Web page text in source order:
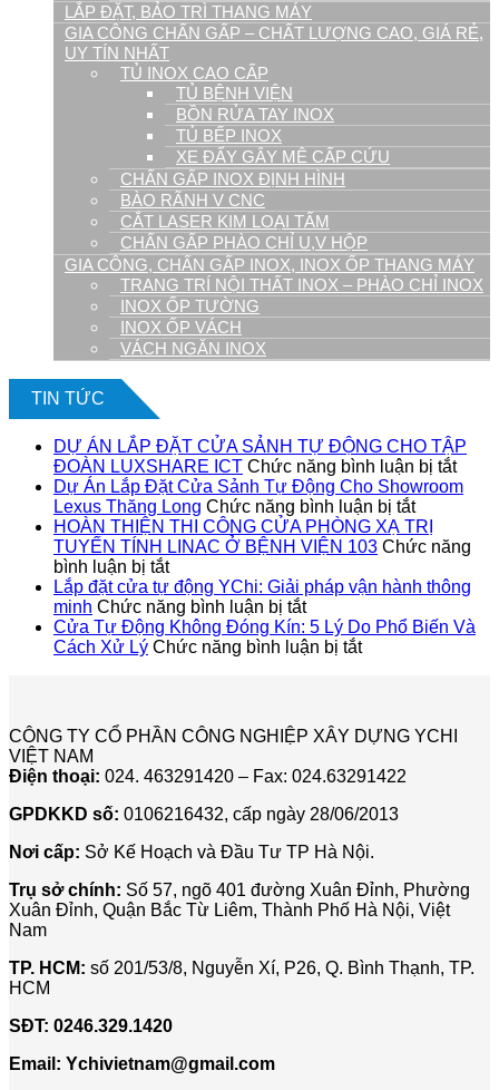
LẮP ĐẶT, BẢO TRÌ THANG MÁY
GIA CÔNG CHẤN GẤP – CHẤT LƯỢNG CAO, GIÁ RẺ,
UY TÍN NHẤT
TỦ INOX CAO CẤP
TỦ BỆNH VIỆN
BỒN RỬA TAY INOX
TỦ BẾP INOX
XE ĐẨY GÂY MÊ CẤP CỨU
CHẤN GẤP INOX ĐỊNH HÌNH
BÀO RÃNH V CNC
CẮT LASER KIM LOẠI TẤM
CHẤN GẤP PHÀO CHỈ U,V HỘP
GIA CÔNG, CHẤN GẤP INOX, INOX ỐP THANG MÁY
TRANG TRÍ NỘI THẤT INOX – PHÀO CHỈ INOX
INOX ỐP TƯỜNG
INOX ỐP VÁCH
VÁCH NGĂN INOX
TIN TỨC
DỰ ÁN LẮP ĐẶT CỬA SẢNH TỰ ĐỘNG CHO TẬP
ĐOÀN LUXSHARE ICT Chức năng bình luận bị tắtở
DỰ
ĐẶT
ICT
Dự Án Lắp Đặt Cửa Sảnh Tự Động Cho Showroom
Lexus Thăng Long Chức năng bình luận bị tắtở
Dự
Án
Đặt
Sảnh
Lexus
Thăng
HOÀN THIỆN THI CÔNG CỬA PHÒNG XẠ TRỊ
TUYẾN TÍNH LINAC Ở BỆNH VIỆN 103 Chức năng
bình luận bị tắtở
HOÀN
THIỆN
THI
CÔNG
TRỊ
TUYẾN
TÍNH
LINAC
Ở
BỆNH
VIỆN
103
Lắp đặt cửa tự động YChi: Giải pháp vận hành thông
minh Chức năng bình luận bị tắtở
Lắp
đặt
YChi:
Giải
pháp
vận
hành
thông
minh
Cửa Tự Động Không Đóng Kín: 5 Lý Do Phổ Biến Và
Cách Xử Lý Chức năng bình luận bị tắtở
Không
Đóng
Kín:
5
Lý
Do
Phổ
Và
Cách
CÔNG TY CỔ PHẦN CÔNG NGHIỆP XÂY DỰNG YCHI
VIỆT NAM
Điện thoại: 024. 463291420 – Fax: 024.63291422
GPDKKD số: 0106216432, cấp ngày 28/06/2013
Nơi cấp: Sở Kế Hoạch và Đầu Tư TP Hà Nội.
Trụ sở chính: Số 57, ngõ 401 đường Xuân Đỉnh, Phường
Xuân Đỉnh, Quận Bắc Từ Liêm, Thành Phố Hà Nội, Việt
Nam
TP. HCM: số 201/53/8, Nguyễn Xí, P26, Q. Bình Thạnh, TP.
HCM
SĐT: 0246.329.1420
Email: Ychivietnam@gmail.com